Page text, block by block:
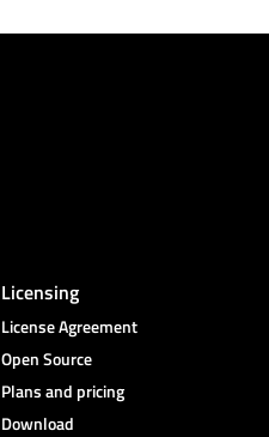
Licensing
License Agreement
Open Source
Plans and pricing
Download